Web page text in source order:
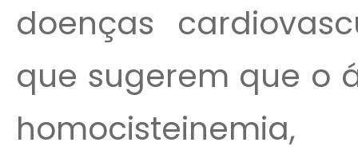
doenças
que sugerem que o